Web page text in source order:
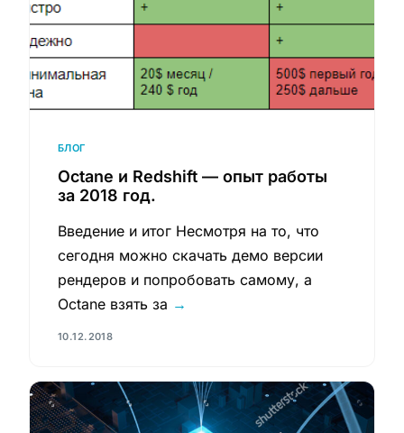
БЛОГ
Octane и Redshift — опыт работы
за 2018 год.
Введение и итог Несмотря на то, что
сегодня можно скачать демо версии
рендеров и попробовать самому, а
Octane взять за →
10.12.2018